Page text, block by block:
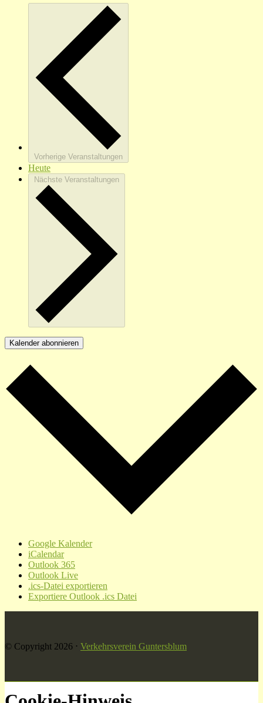
Vorherige Veranstaltungen
Heute
Nächste Veranstaltungen
Kalender abonnieren
Google Kalender
iCalendar
Outlook 365
Outlook Live
.ics-Datei exportieren
Exportiere Outlook .ics Datei
© Copyright 2026 ⋅ Verkehrsverein Guntersblum